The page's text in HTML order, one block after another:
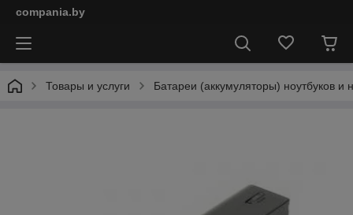
compania.by
Товары и услуги Батареи (аккумуляторы) ноутбуков и